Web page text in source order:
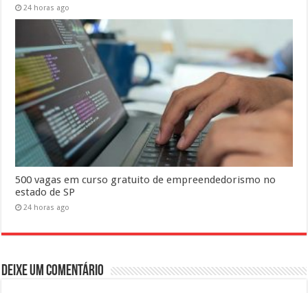
24 horas ago
500 vagas em curso gratuito de empreendedorismo no
estado de SP
24 horas ago
Deixe um comentário